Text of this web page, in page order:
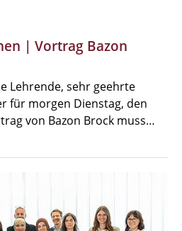
| Vortrag Bazon
Lehrende, sehr geehrte
für morgen Dienstag, den
von Bazon Brock muss…